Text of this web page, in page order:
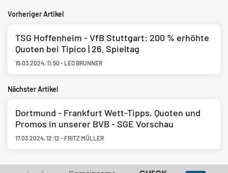
Vorheriger Artikel
TSG Hoffenheim - VfB Stuttgart: 200 % erhöhte
Quoten bei Tipico | 26. Spieltag
15.03.2024,11:50- LEO BRUNNER
Nächster Artikel
Dortmund - Frankfurt Wett-Tipps, Quoten und
Promos in unserer BVB - SGE Vorschau
17.03.2024,12:12 - FRITZ MÜLLER